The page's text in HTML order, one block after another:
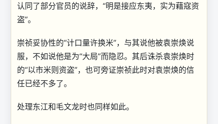
认同了部分官员的说辞，“明是接应东夷，实为藉寇资
盗”。
崇祯妥协性的“计口量许换米”，与其说他被袁崇焕说
服，不如说他是为“大局”而隐忍。其后诛杀袁崇焕时
的“以市米则资盗”，也可旁证崇祯此时对袁崇焕的信
任已经不多了。
处理东江和毛文龙时也同样如此。